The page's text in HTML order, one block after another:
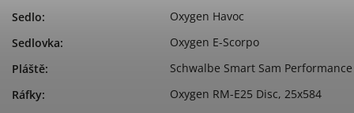
Sedlo:
Oxygen Havoc
Sedlovka:
Oxygen E-Scorpo
Pláště:
Schwalbe Smart Sam
Ráfky:
Oxygen RM-E25 Disc, 25x584